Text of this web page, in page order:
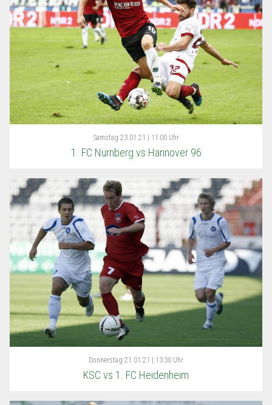
Samstag 23.01.21 | 11:00 Uhr
1. FC Nürnberg vs Hannover 96
Donnerstag 21.01.21 | 13:30 Uhr
KSC vs 1. FC Heidenheim